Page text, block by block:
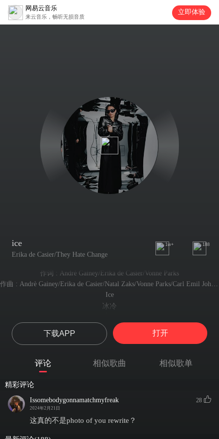
网易云音乐
来云音乐，畅听无损音质
立即体验
ice
Erika de Casier/They Hate Change
1w+ 188
作词 : Andrè Gainey/Erika de Casier/Vonne Parks
Ice
冰冷
冰冷
Ice
冷冽
One minute we're fine, next thing, you don't know
上一秒你我重归于好 下一秒你就也不清楚了
How am I to deal with this?
下载APP 打开
评论 相似歌曲 相似歌单
精彩评论
Issomebodygonnamatchmyfreak
2024年2月21日
28
这真的不是photo of you rewrite？